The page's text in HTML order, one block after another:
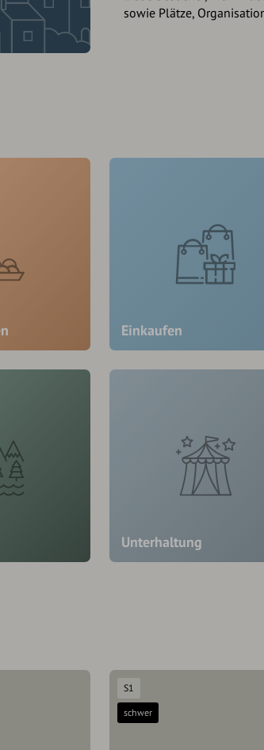
sowie Plätze,
Einkaufen
Unterhaltung
S1
schwer